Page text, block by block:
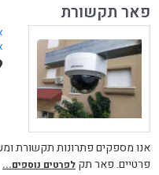
פאר תקשורת
אנו מספקים פתרונות תקשורת
פרטיים. פאר תק לפרטים נוספים...